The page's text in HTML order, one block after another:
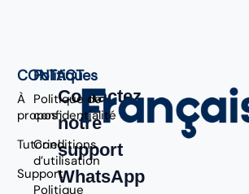
CONTACT
À
propos
Tutoriel
Support
Politiques
Politique de
confidentialité
Conditions
d’utilisation
Politique
Contactez
notre
support
WhatsApp